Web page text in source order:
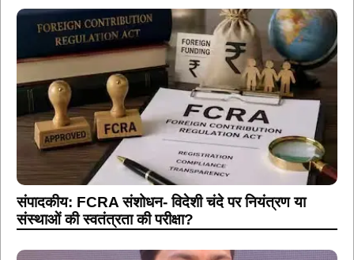
संपादकीय: FCRA संशोधन- विदेशी चंदे पर नियंत्रण या
संस्थाओं की स्वतंत्रता की परीक्षा?